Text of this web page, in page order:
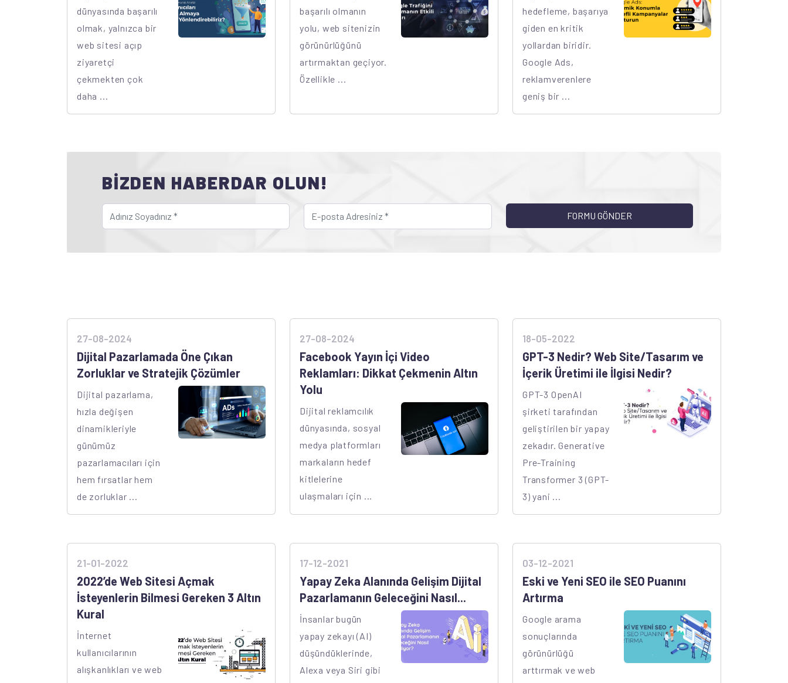
dünyasında başarılı
olmak, yalnızca bir
web sitesi açıp
ziyaretçi
çekmekten çok
daha ...
başarılı olmanın
yolu, web sitenizin
görünürlüğünü
artırmaktan geçiyor.
Özellikle ...
hedefleme, başarıya
giden en kritik
yollardan biridir.
Google Ads,
reklamverenlere
geniş bir ...
BİZDEN HABERDAR OLUN!
27-08-2024
Dijital Pazarlamada Öne Çıkan
Zorluklar ve Stratejik Çözümler
Dijital pazarlama,
hızla değişen
dinamikleriyle
günümüz
pazarlamacıları için
hem fırsatlar hem
de zorluklar ...
27-08-2024
Facebook Yayın İçi Video
Reklamları: Dikkat Çekmenin Altın
Yolu
Dijital reklamcılık
dünyasında, sosyal
medya platformları
markaların hedef
kitlelerine
ulaşmaları için ...
18-05-2022
GPT-3 Nedir? Web Site/Tasarım ve
İçerik Üretimi ile İlgisi Nedir?
GPT-3 OpenAI
şirketi tarafından
geliştirilen bir yapay
zekadır. Generative
Pre-Training
Transformer 3 (GPT-
3) yani ...
21-01-2022
2022’de Web Sitesi Açmak
İsteyenlerin Bilmesi Gereken 3 Altın
Kural
İnternet
kullanıcılarının
alışkanlıkları ve web
17-12-2021
Yapay Zeka Alanında Gelişim Dijital
Pazarlamanın Geleceğini Nasıl...
İnsanlar bugün
yapay zekayı (AI)
düşündüklerinde,
Alexa veya Siri gibi
03-12-2021
Eski ve Yeni SEO ile SEO Puanını
Artırma
Google arama
sonuçlarında
görünürlüğü
arttırmak ve web